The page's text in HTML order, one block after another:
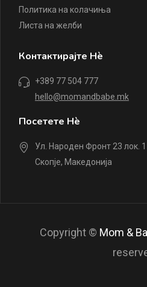
Политика на колачиња
Листа на желби
Контактирајте Нè
+389 77 504 777
hello@momandbabe.mk
Посетете Нè
Ул. Народен Фронт 23 лок. 1
Скопје, Македонија
Copyright © Mom &